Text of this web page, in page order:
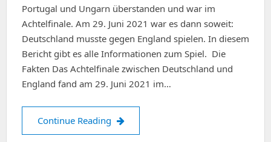
Portugal und Ungarn überstanden und war im
Achtelfinale. Am 29. Juni 2021 war es dann soweit:
Deutschland musste gegen England spielen. In diesem
Bericht gibt es alle Informationen zum Spiel. Die
Fakten Das Achtelfinale zwischen Deutschland und
England fand am 29. Juni 2021 im…
Continue Reading EM 2021 – Achtelfinale Deutschland